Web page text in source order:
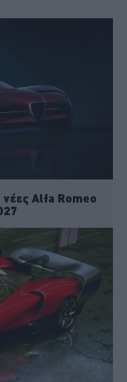
νέες Alfa Romeo